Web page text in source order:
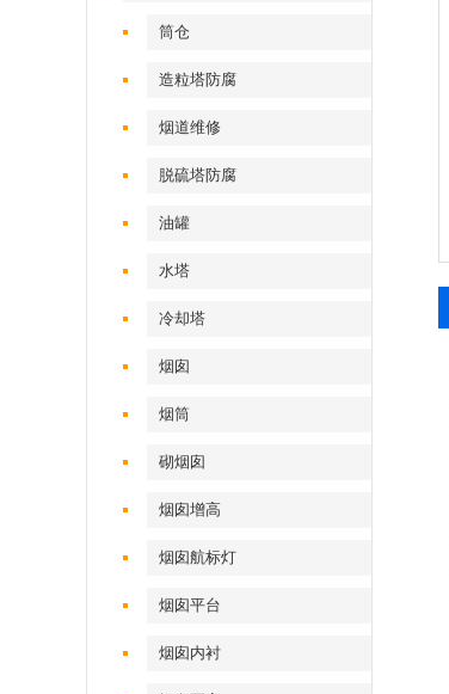
筒仓
造粒塔防腐
烟道维修
脱硫塔防腐
油罐
水塔
冷却塔
烟囱
烟筒
砌烟囱
烟囱增高
烟囱航标灯
烟囱平台
烟囱内衬